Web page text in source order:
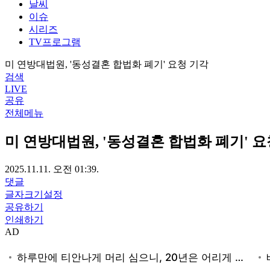
날씨
이슈
시리즈
TV프로그램
미 연방대법원, '동성결혼 합법화 폐기' 요청 기각
검색
LIVE
공유
전체메뉴
미 연방대법원, '동성결혼 합법화 폐기' 요
2025.11.11. 오전 01:39.
댓글
글자크기설정
공유하기
인쇄하기
AD